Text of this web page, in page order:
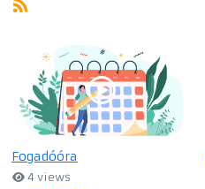
Fogadóóra
4 views